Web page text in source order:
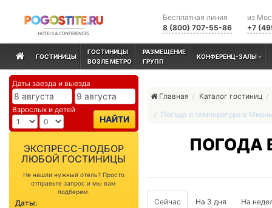
из
+7
Бесплатная линия
8 (800) 707-55-86
ГОСТИНИЦЫ
ГОСТИНИЦЫ
ВОЗЛЕ МЕТРО
РАЗМЕЩЕНИЕ
ГРУПП
КОНФЕРЕНЦ-ЗАЛЫ
Даты заезда и выезда
Взрослых и детей
НАЙТИ
ЭКСПРЕСС-ПОДБОР
ЛЮБОЙ ГОСТИНИЦЫ
Не нашли нужный отель? Просто
отправьте запрос и мы вам
подберем.
Даты:
Главная
Каталог гостиниц
Погода и температура в
ПОГОДА
Сейчас На 3 дня На